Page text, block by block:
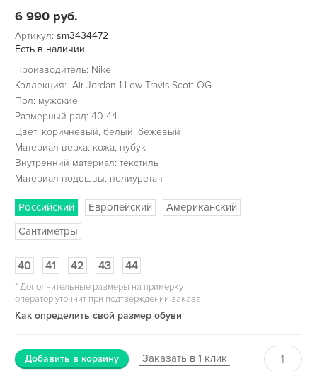
6 990 руб.
Артикул: sm3434472
Есть в наличии
Производитель: Nike
Коллекция: Air Jordan 1 Low Travis Scott OG
Пол: мужские
Размерный ряд: 40-44
Цвет: коричневый, белый, бежевый
Материал верха: кожа, нубук
Внутренний материал: текстиль
Материал подошвы: полиуретан
Российский Европейский
Американский
Сантиметры
40 41 42 43 44
*Дополнительные размеры на примерку
оператор уточнит при подтверждении заказа.
Как определить свой размер обуви
Добавить в корзину Заказать в 1 клик